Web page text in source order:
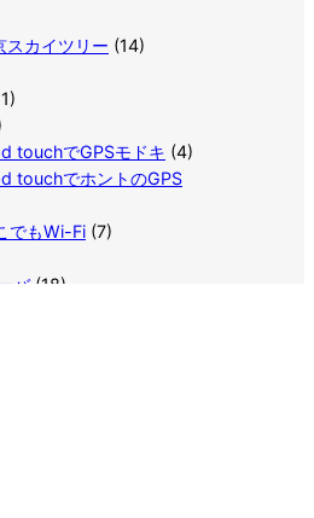
カイツリー (14)
touchでGPSモドキ (4)
touchでホントのGPS
でもWi-Fi (7)
バ(18)